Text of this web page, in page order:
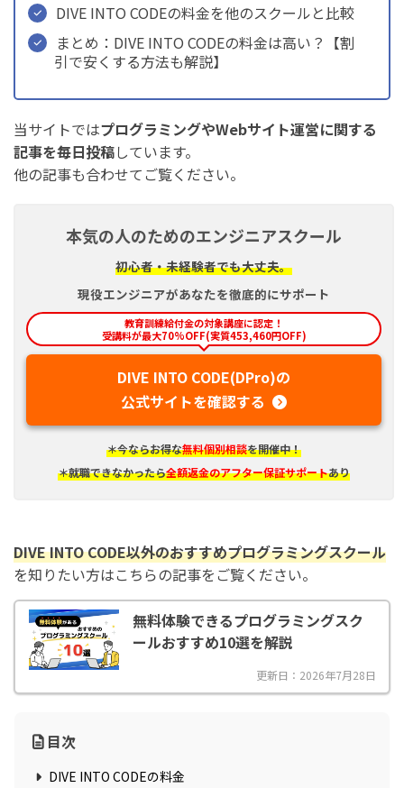
DIVE INTO CODEの料金を他のスクールと比較
まとめ：DIVE INTO CODEの料金は高い？【割
引で安くする方法も解説】
当サイトではプログラミングやWebサイト運営に関する
記事を毎日投稿しています。
他の記事も合わせてご覧ください。
本気の人のためのエンジニアスクール
初心者・未経験者でも大丈夫。
現役エンジニアがあなたを徹底的にサポート
教育訓練給付金の対象講座に認定！
受講料が最大70%OFF(実質453,460円OFF)
DIVE INTO CODE(DPro)の
公式サイトを確認する
＊今ならお得な無料個別相談を開催中！
＊就職できなかったら全額返金のアフター保証サポートあり
DIVE INTO CODE以外のおすすめプログラミングスクール
を知りたい方はこちらの記事をご覧ください。
無料体験できるプログラミングスク
ールおすすめ10選を解説
更新日：2026年7月28日
目次
DIVE INTO CODEの料金